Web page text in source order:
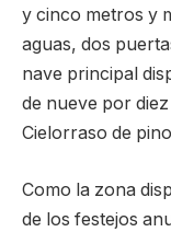
y cinco metros y
aguas, dos
nave principal
de nueve por
Cielorraso de
Como la zona
de los festejos